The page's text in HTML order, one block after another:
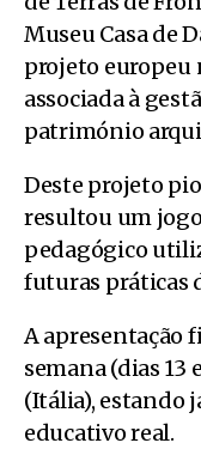
Museu Casa de
projeto europeu
associada à
património
Deste projeto
resultou um
pedagógico
futuras práticas
A apresentação
semana (dias 13
(Itália), estando
educativo real.